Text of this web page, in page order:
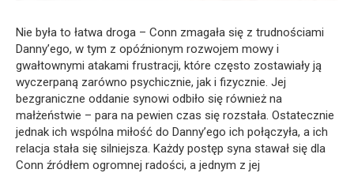
Nie była to łatwa droga – Conn zmagała się z trudnościami
Danny’ego, w tym z opóźnionym rozwojem mowy i
gwałtownymi atakami frustracji, które często zostawiały ją
wyczerpaną zarówno psychicznie, jak i fizycznie. Jej
bezgraniczne oddanie synowi odbiło się również na
małżeństwie – para na pewien czas się rozstała. Ostatecznie
jednak ich wspólna miłość do Danny’ego ich połączyła, a ich
relacja stała się silniejsza. Każdy postęp syna stawał się dla
Conn źródłem ogromnej radości, a jednym z jej